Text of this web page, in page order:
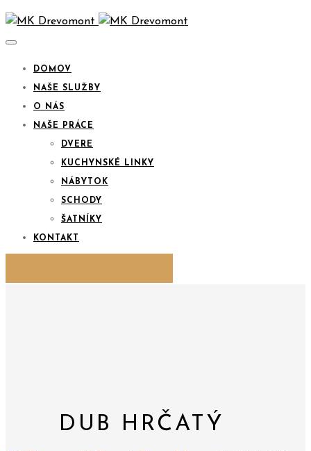
DOMOV
NAŠE SLUŽBY
O NÁS
NAŠE PRÁCE
DVERE
KUCHYNSKÉ LINKY
NÁBYTOK
SCHODY
ŠATNÍKY
KONTAKT
DUB HRČATÝ